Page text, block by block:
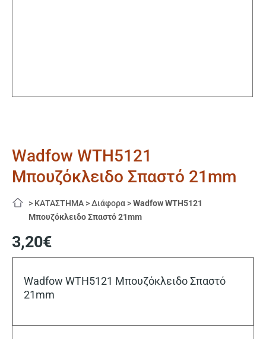
Wadfow WTH5121
Μπουζόκλειδο Σπαστό 21mm
> ΚΑΤΑΣΤΗΜΑ >Διάφορα >Wadfow WTH5121
Μπουζόκλειδο Σπαστό 21mm
3,20€
Wadfow WTH5121 Μπουζόκλειδο Σπαστό
21mm